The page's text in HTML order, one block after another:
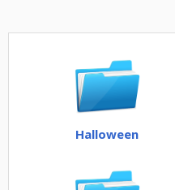
Halloween